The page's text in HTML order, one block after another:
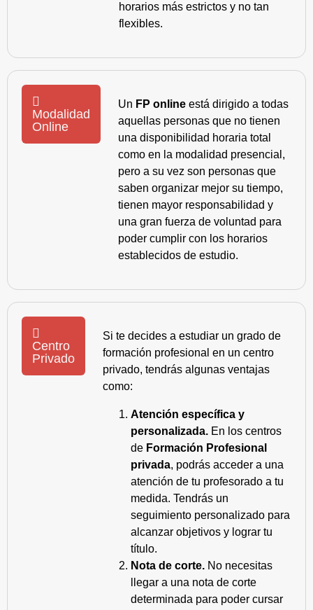
horarios más estrictos y no tan
flexibles.
Modalidad
Online
Un FP online está dirigido a todas
aquellas personas que no tienen
una disponibilidad horaria total
como en la modalidad presencial,
pero a su vez son personas que
saben organizar mejor su tiempo,
tienen mayor responsabilidad y
una gran fuerza de voluntad para
poder cumplir con los horarios
establecidos de estudio.
Centro
Privado
Si te decides a estudiar un grado de
formación profesional en un centro
privado, tendrás algunas ventajas
como:
Atención específica y
personalizada. En los centros
de Formación Profesional
privada, podrás acceder a una
atención de tu profesorado a tu
medida. Tendrás un
seguimiento personalizado para
alcanzar objetivos y lograr tu
título.
Nota de corte. No necesitas
llegar a una nota de corte
determinada para poder cursar